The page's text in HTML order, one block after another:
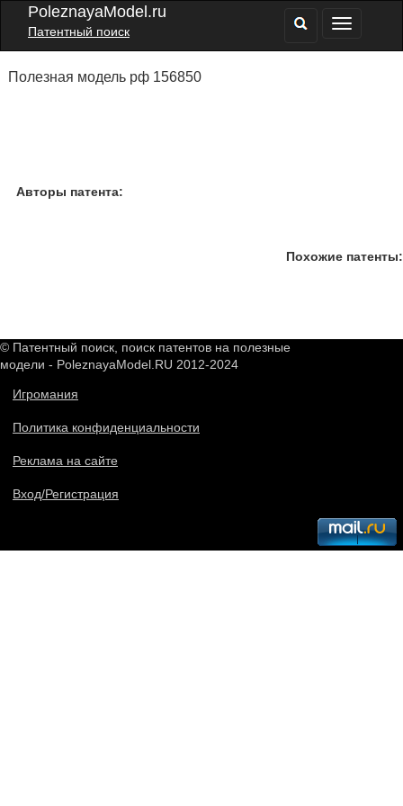
PoleznayaModel.ru
Патентный поиск
Полезная модель рф 156850
Авторы патента:
Похожие патенты:
© Патентный поиск, поиск патентов на полезные
модели - PoleznayaModel.RU 2012-2024
Игромания
Политика конфиденциальности
Реклама на сайте
Вход/Регистрация